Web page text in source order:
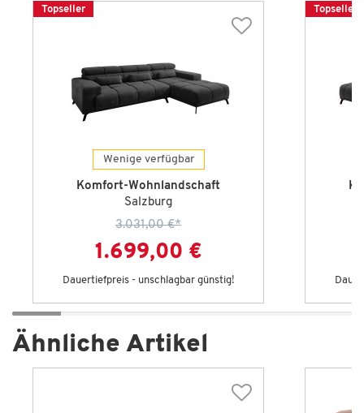
Topseller
Wenige verfügbar
Komfort-Wohnlandschaft
Salzburg
3.031,00 €*
1.699,00 €
Dauertiefpreis - unschlagbar günstig!
Topseller
Ähnliche Artikel